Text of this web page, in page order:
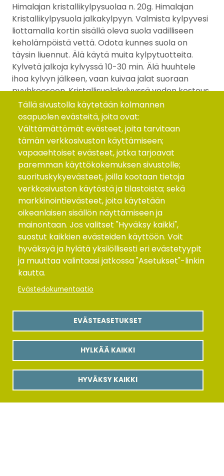
Tällä sivustolla käytetään kolmannen
osapuolen evästeitä, joita ovat:
Välttämättömät evästeet, joita tarvitaan
tämän verkkosivuston käyttämiseen;
vapaaehtoiset evästeet, jotka tarjoavat
paremman käyttökokemuksen sivustolle;
suorituskykyevästeet, joilla kootaan tietoja
verkkosivuston käytöstä ja tilastoista; sekä
markkinointievästeet, joita käytetään
oikeanlaisen sisällön näyttämiseen ja
mainontaan. Jos valitset "Hyväksy kaikki",
suostut kaikkien evästeiden käyttöön. Voit
hyväksyä ja hylätä yksilöllisesti eri evästetyypit
ja muuttaa valintaasi jatkossa "Asetukset"-linkin
kautta.
Evästedokumentaatio
EVÄSTEASETUKSET
HYLKÄÄ KAIKKI
HYVÄKSY KAIKKI
Himalajan kristallikylpysuolaa n. 20g. Himalajan
Kristallikylpysuola jalkakylpyyn. Valmista kylpyvesi
liottamalla kortin sisällä oleva suola vadilliseen
keholämpöistä vettä. Odota kunnes suola on
täysin liuennut. Älä käytä muita kylpytuotteita.
Kylvetä jalkoja kylvyssä 10-30 min. Älä huuhtele
ihoa kylvyn jälkeen, vaan kuivaa jalat suoraan
pyyhkeeseen. Kristallisuolakylvyssä veden kosteus
sitoutuu suolan avulla ihon pintakerroksiin eikä
kuivata ihoa tavallisen kylvyn tavoin. Suolakylpy on
kehoa puhdistavaa. Tuoteseloste: Sisältää
puhtaimpia suolakristalleja, jotka on louhittu
puhtailta Himalajan vuoristoalueilta.
Koko
115 x 150 mm.
Tuoteryhmät
Uutuudet
Makeiset
Ksylitolipurkat ja pastillit, vitamiinit
Mausteet
Popkornit ja pähkinät
Löylytuoksu ja kylpysuola
Kaurahiutaleet ja puuropussit
Syötävät siemenet
Tasapohjapussit